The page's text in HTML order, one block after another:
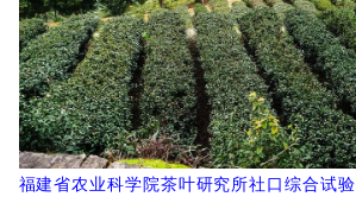
福建省农业科学院茶叶研究所社口综合试